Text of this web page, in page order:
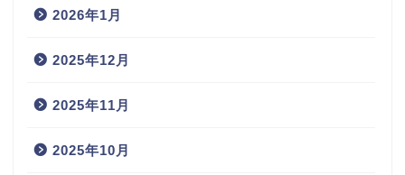
2026年1月
2025年12月
2025年11月
2025年10月